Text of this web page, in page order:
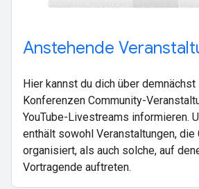
Anstehende
Hier kannst du dich über
Konferenzen Community-
YouTube-Livestreams informieren.
enthält sowohl Veranstaltungen, die
organisiert, als auch solche, auf
Vortragende auftreten.